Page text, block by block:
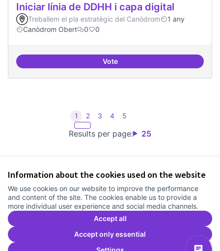
Information about the cookies used on the website
We use cookies on our website to improve the performance
and content of the site. The cookies enable us to provide a
more individual user experience and social media channels.
Accept all
Accept only essential
Iniciar línia de DDHH i capa digital
Treballem el pla estratègic del Canòdrom
1 any
Canòdrom Obert
0 0
VoteIniciar línia de DDHH i capa
Results per page: 25
1 2 3 4 5
Cookie settings
Comunitat Canòdrom at Facebook
(External link)
Comunitat Canòdrom at Instagram
(External link)
Comunitat Canòdrom at YouTube
(External link)
English
Triar la llenguaElegir el idiomaChoose language